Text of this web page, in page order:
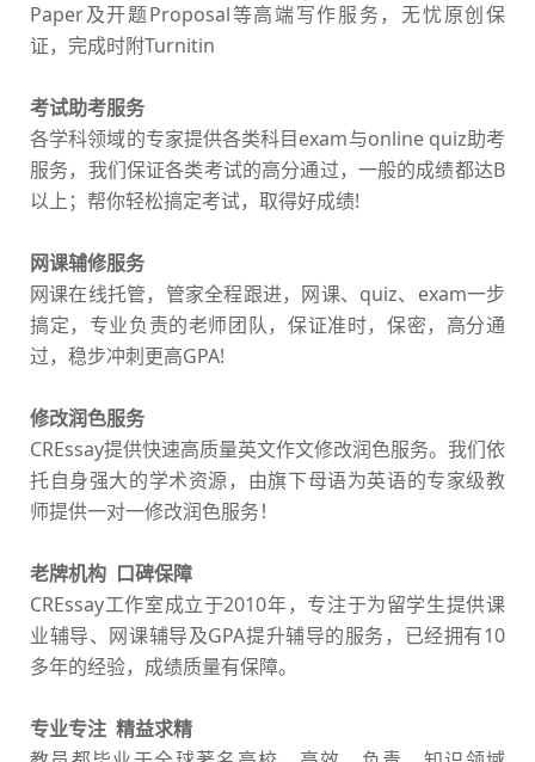
Paper及开题Proposal等高端写作服务，无忧原创保
证，完成时附Turnitin
考试助考服务
各学科领域的专家提供各类科目exam与online quiz助考
服务，我们保证各类考试的高分通过，一般的成绩都达B
以上；帮你轻松搞定考试，取得好成绩!
网课辅修服务
网课在线托管，管家全程跟进，网课、quiz、exam一步
搞定，专业负责的老师团队，保证准时，保密，高分通
过，稳步冲刺更高GPA!
修改润色服务
CREssay提供快速高质量英文作文修改润色服务。我们依
托自身强大的学术资源，由旗下母语为英语的专家级教
师提供一对一修改润色服务！
老牌机构 口碑保障
CREssay工作室成立于2010年，专注于为留学生提供课
业辅导、网课辅导及GPA提升辅导的服务，已经拥有10
多年的经验，成绩质量有保障。
专业专注 精益求精